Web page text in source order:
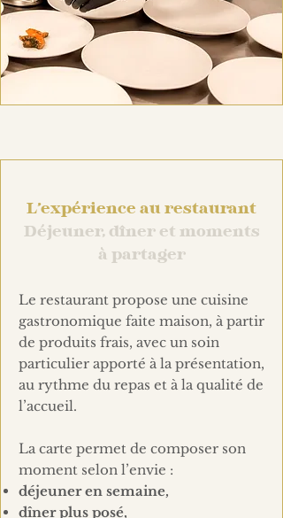
L’expérience au restaurant
Déjeuner, dîner et moments
à partager
Le restaurant propose une cuisine
gastronomique faite maison, à partir
de produits frais, avec un soin
particulier apporté à la présentation,
au rythme du repas et à la qualité de
l’accueil.
La carte permet de composer son
moment selon l’envie :
déjeuner en semaine,
dîner plus posé,